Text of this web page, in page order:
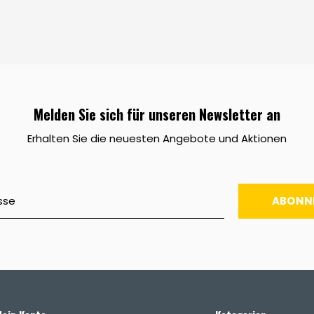
Melden Sie sich für unseren Newsletter an
Erhalten Sie die neuesten Angebote und Aktionen